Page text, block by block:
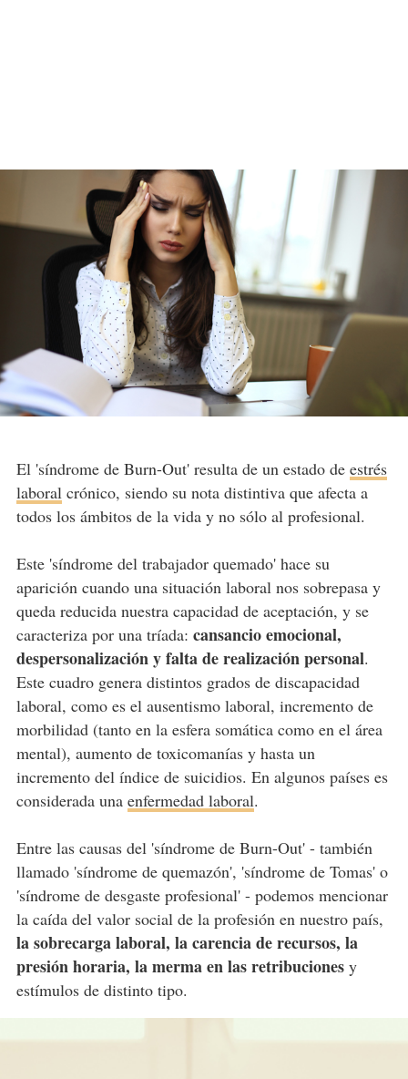
El 'síndrome de Burn-Out' resulta de un estado de estrés
laboral crónico, siendo su nota distintiva que afecta a
todos los ámbitos de la vida y no sólo al profesional.
Este 'síndrome del trabajador quemado' hace su
aparición cuando una situación laboral nos sobrepasa y
queda reducida nuestra capacidad de aceptación, y se
caracteriza por una tríada: cansancio emocional,
despersonalización y falta de realización personal.
Este cuadro genera distintos grados de discapacidad
laboral, como es el ausentismo laboral, incremento de
morbilidad (tanto en la esfera somática como en el área
mental), aumento de toxicomanías y hasta un
incremento del índice de suicidios. En algunos países es
considerada una enfermedad laboral.
Entre las causas del 'síndrome de Burn-Out' - también
llamado 'síndrome de quemazón', 'síndrome de Tomas' o
'síndrome de desgaste profesional' - podemos mencionar
la caída del valor social de la profesión en nuestro país,
la sobrecarga laboral, la carencia de recursos, la
presión horaria, la merma en las retribucionesy
estímulos de distinto tipo.